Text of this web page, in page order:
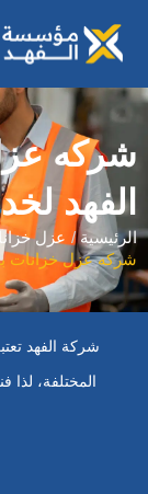
المحتوى
شركه
الفهد
الرئيسية
عزل
شركه عزل خزانات
شركة الفهد
المختلفة،